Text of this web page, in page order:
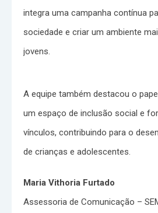
integra uma campanha contínua
sociedade e criar um ambiente
jovens.
A equipe também destacou o
um espaço de inclusão social e
vínculos, contribuindo para o
de crianças e adolescentes.
Maria Vithoria Furtado
Assessoria de Comunicação –